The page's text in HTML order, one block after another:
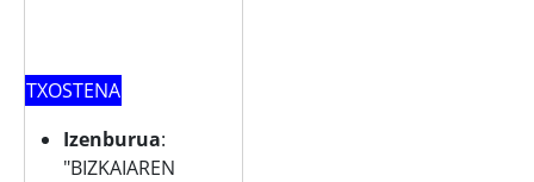
TXOSTENA
Izenburua:
"BIZKAIAREN